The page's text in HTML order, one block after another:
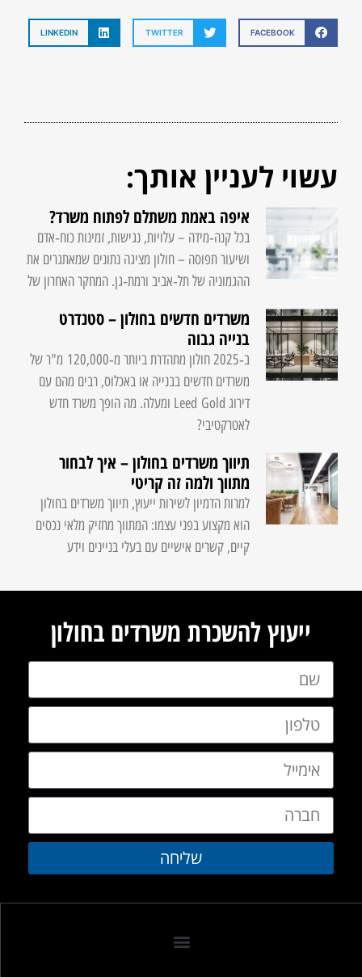
FACEBOOK
TWITTER
LINKEDIN
עשוי לעניין אותך:
איפה באמת משתלם לפתוח משרד?
בכל קנה‑מידה – עלויות, נגישות, זמינות כוח‑אדם
ושיעור תפוסה – חולון מציגה נתונים שמאתגרים את
ההגמוניה של תל‑אביב ורמת‑גן. המחקר האחרון של
משרדים חדשים בחולון – סטנדרט
בנייה גבוה
ב‑2025 חולון מתהדרת ביותר מ‑120,000 מ"ר של
משרדים חדשים בבנייה או באכלוס, רבים מהם עם
דירוג Leed Gold ומעלה. מה הופך משרד חדש
לאטרקטיבי?
תיווך משרדים בחולון – איך לבחור
מתווך ולמה זה קריטי
למרות הדמיון לשירות ייעוץ, תיווך משרדים בחולון
הוא מקצוע בפני עצמו: המתווך מחזיק מלאי נכסים
קיים, קשרים אישיים עם בעלי בניינים וידע
ייעוץ להשכרת משרדים בחולון
שליחה